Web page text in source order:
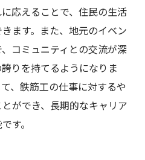
応えることで、住民の生活
ます。また、地元のイベン
コミュニティとの交流が深
りを持てるようになりま
、鉄筋工の仕事に対するや
ができ、長期的なキャリア
す。